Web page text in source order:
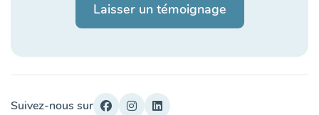
Laisser un témoignage
Suivez-nous sur